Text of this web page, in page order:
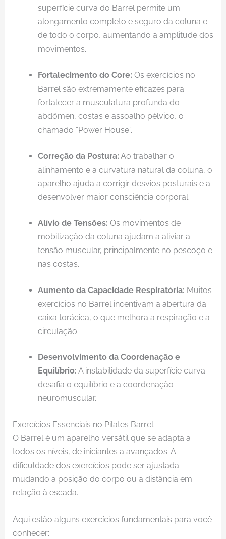
superfície curva do Barrel permite um
alongamento completo e seguro da coluna e
de todo o corpo, aumentando a amplitude dos
movimentos.
Fortalecimento do Core: Os exercícios no
Barrel são extremamente eficazes para
fortalecer a musculatura profunda do
abdômen, costas e assoalho pélvico, o
chamado “Power House”.
Correção da Postura: Ao trabalhar o
alinhamento e a curvatura natural da coluna, o
aparelho ajuda a corrigir desvios posturais e a
desenvolver maior consciência corporal.
Alívio de Tensões: Os movimentos de
mobilização da coluna ajudam a aliviar a
tensão muscular, principalmente no pescoço e
nas costas.
Aumento da Capacidade Respiratória: Muitos
exercícios no Barrel incentivam a abertura da
caixa torácica, o que melhora a respiração e a
circulação.
Desenvolvimento da Coordenação e
Equilíbrio: A instabilidade da superfície curva
desafia o equilíbrio e a coordenação
neuromuscular.
Exercícios Essenciais no Pilates Barrel
O Barrel é um aparelho versátil que se adapta a
todos os níveis, de iniciantes a avançados. A
dificuldade dos exercícios pode ser ajustada
mudando a posição do corpo ou a distância em
relação à escada.
Aqui estão alguns exercícios fundamentais para você
conhecer: